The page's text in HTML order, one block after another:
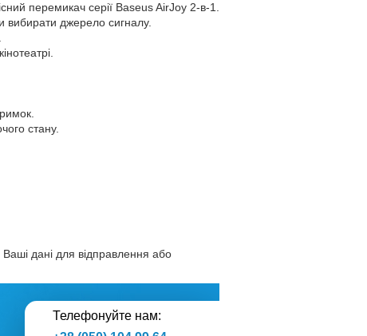
перемикач серії Baseus AirJoy 2-в-1.
вибирати джерело сигналу.
стану.
дані для відправлення або
Телефонуйте нам: